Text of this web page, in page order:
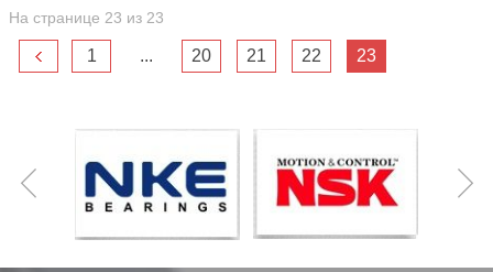
На странице 23 из 23
1 ... 20 21 22 23